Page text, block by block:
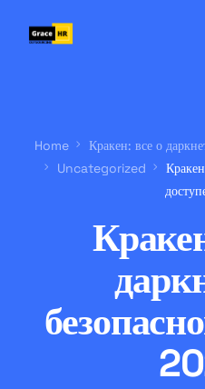
Home
Кракен: все о
Uncategorized